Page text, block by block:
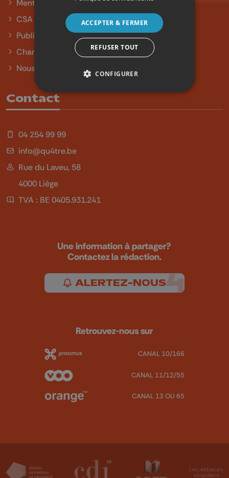
Mentions légales
CSA
Publicité
Charte sur l'égalité et la diversité
Nous contacter
Contact
04 254 99 99
info@qu4tre.be
Rue du Laveu, 58
4000 Liège
TVA : BE 0405.931.241
Une information à partager?
Contactez la rédaction.
ALERTEZ-NOUS
Retrouvez-nous sur
CANAL 10/166
CANAL 11/12/55
CANAL 13 OU 65
ACCEPTER & FERMER
REFUSER TOUT
CONFIGURER